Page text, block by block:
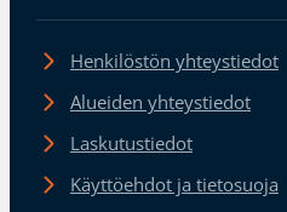
Henkilöstön yhteystiedot
Alueiden yhteystiedot
Laskutustiedot
Käyttöehdot ja tietosuoja